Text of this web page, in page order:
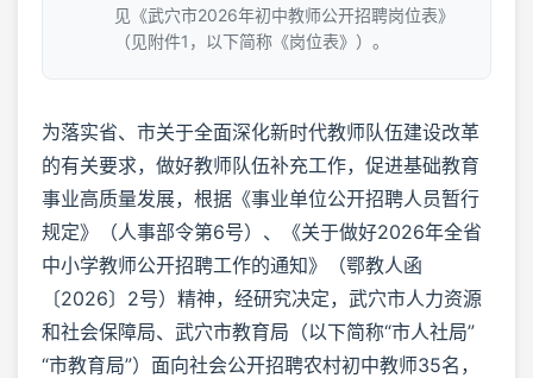
见《武穴市2026年初中教师公开招聘岗位表》
（见附件1，以下简称《岗位表》）。
为落实省、市关于全面深化新时代教师队伍建设改革
的有关要求，做好教师队伍补充工作，促进基础教育
事业高质量发展，根据《事业单位公开招聘人员暂行
规定》（人事部令第6号）、《关于做好2026年全省
中小学教师公开招聘工作的通知》（鄂教人函
〔2026〕2号）精神，经研究决定，武穴市人力资源
和社会保障局、武穴市教育局（以下简称“市人社局”
“市教育局”）面向社会公开招聘农村初中教师35名，